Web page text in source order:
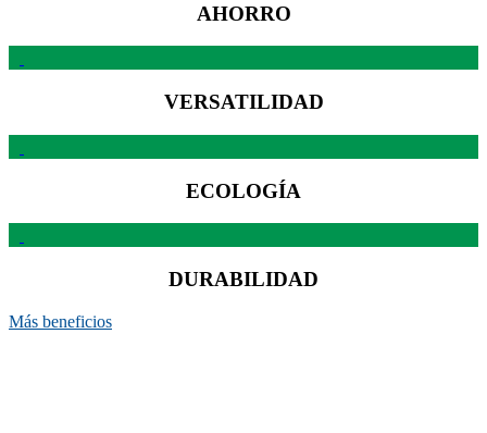
AHORRO
VERSATILIDAD
ECOLOGÍA
DURABILIDAD
Más beneficios